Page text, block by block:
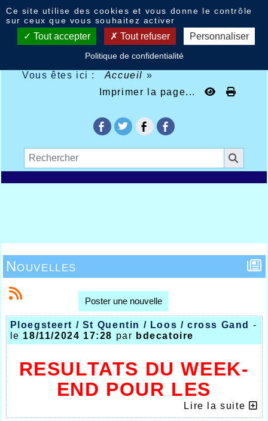
Vous êtes ici : Accueil »
Imprimer la page...
Nouvelles
Poster une nouvelle
Ploegsteert / St Quentin / Loos / cross Gand
-
le 18/11/2024 17:28 par bdecatoire
RESULTATS DU WEEK-
END POUR LES
ATHLETES HALLUINOIS
Lire la suite
Ce site utilise des cookies et vous donne le contrôle
sur ceux que vous souhaitez activer
Tout accepter Tout refuser Personnaliser
Politique de confidentialité